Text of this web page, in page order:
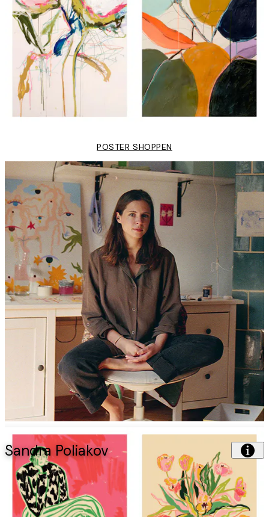
POSTER SHOPPEN
Sandra Poliakov